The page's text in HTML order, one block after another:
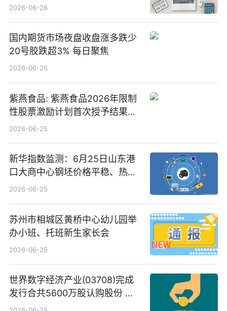
2026-06-26
国内期货市场夜盘收盘涨多跌少
20号胶跌超3% 每日聚焦
2026-06-26
紫燕食品: 紫燕食品2026年限制
性股票激励计划首次授予结果公
告-微资讯
2026-06-25
新华指数监测：6月25日山东港
口大商中心钢坯价格平稳、热轧
C料价格微幅下跌
2026-06-25
苏州市相城区黄桥中心幼儿园举
办小班、托班新生家长会
2026-06-25
世界数字经济产业(03708)完成
发行合共5600万股认购股份 净
筹约1007万港元 独家焦点